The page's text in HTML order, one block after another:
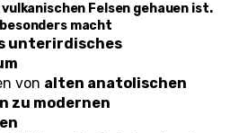
vulkanischen Felsen gehauen ist.
besonders macht
unterirdisches
von alten anatolischen
zu modernen